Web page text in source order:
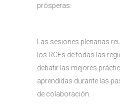
prósperas.
Las sesiones plenarias
los RCEs de todas las
debatir las mejores
aprendidas durante las
de colaboración.